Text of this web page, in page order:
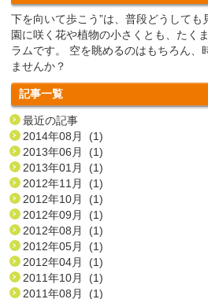
下を向いて歩こう”は、普段どうして
園に咲く花や植物の小さくとも、たく
ラムです。 空を眺めるのはもちろん、
ませんか？
記事一覧
最近の記事
2014年08月 (1)
2013年06月 (1)
2013年01月 (1)
2012年11月 (1)
2012年10月 (1)
2012年09月 (1)
2012年08月 (1)
2012年05月 (1)
2012年04月 (1)
2011年10月 (1)
2011年08月 (1)